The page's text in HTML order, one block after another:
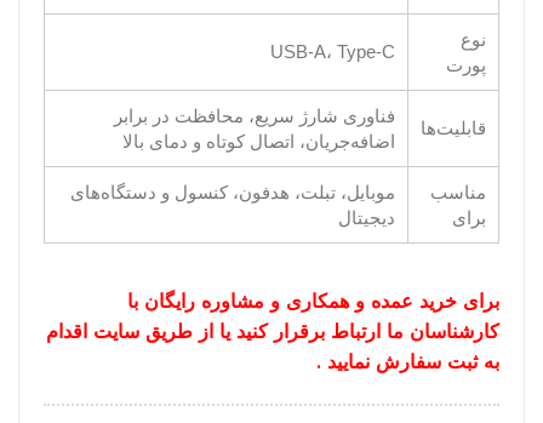
نوع
پورت
USB-A، Type-C
قابلیت‌ها
فناوری شارژ سریع، محافظت در برابر
اضافه‌جریان، اتصال کوتاه و دمای بالا
مناسب
برای
موبایل، تبلت، هدفون، کنسول و دستگاه‌های
دیجیتال
برای خرید عمده و همکاری و مشاوره رایگان با
کارشناسان ما ارتباط برقرار کنید یا از طریق سایت اقدام
به ثبت سفارش نمایید .